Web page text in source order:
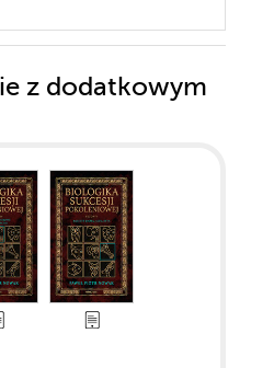
z dodatkowym